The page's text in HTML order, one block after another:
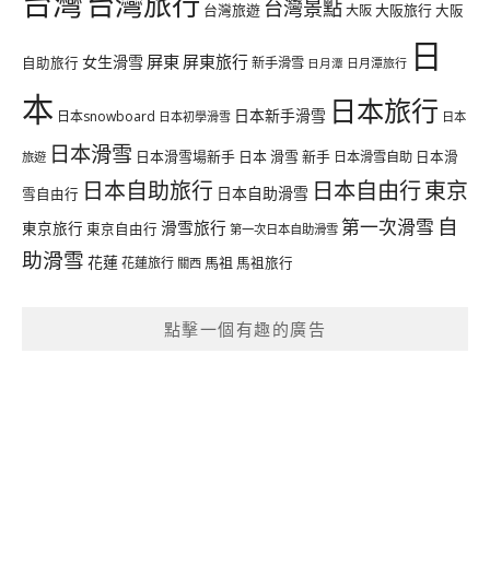
台灣旅遊 台灣景點大阪大阪旅行大阪
自助旅行 女生滑雪 屏東 屏東旅行新手滑雪 日月潭 日月潭旅行 日
本 日本snowboard 日本初學滑雪 日本新手滑雪 日本旅行 日本
旅遊 日本滑雪 日本滑雪場新手 日本 滑雪 新手 日本滑雪自助 日本滑
雪自由行 日本自助旅行 日本自助滑雪 日本自由行東京
東京旅行 東京自由行 滑雪旅行 第一次日本自助滑雪 第一次滑雪 自
助滑雪 花蓮花蓮旅行 關西 馬祖 馬祖旅行
點擊一個有趣的廣告